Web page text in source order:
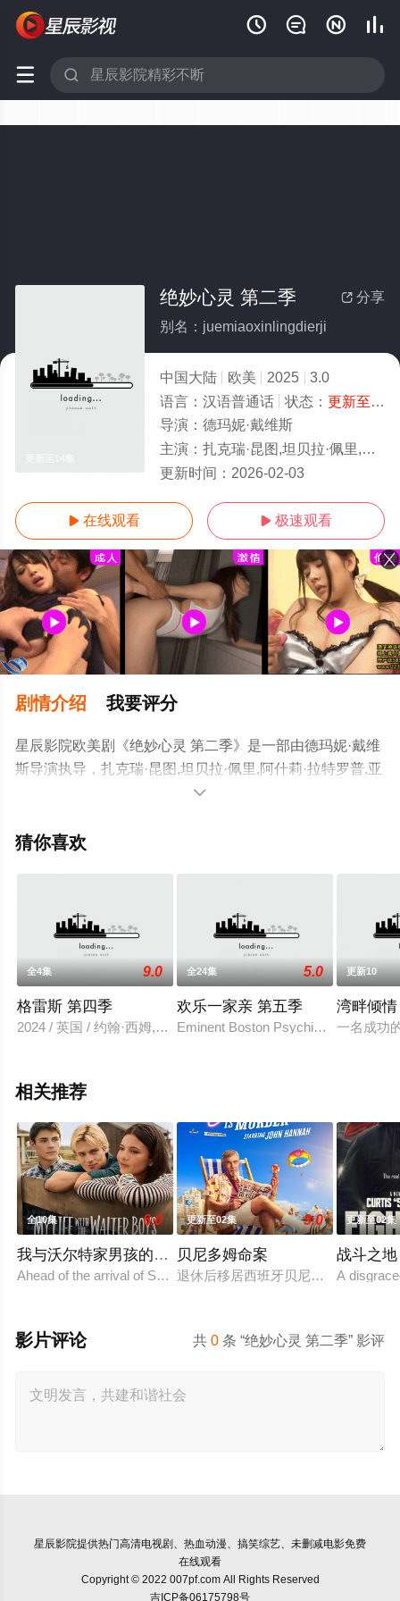
   
 
 分享
绝妙心灵 第二季
别名：juemiaoxinlingdierji
中国大陆 欧美 2025
3.0
语言： 汉语普通话 状态： 更新至14集
导演： 德玛妮·戴维斯
主演： 扎克瑞·昆图,坦贝拉·佩里,阿什莉·拉特罗普,亚历克斯·马克尼科尔,奥里·克雷布斯,斯彭斯·摩尔二世,泰迪·西尔斯,曼迪·帕廷金,杰登·
更新时间： 2026-02-03
 在线观看  极速观看
剧情介绍 我要评分
星辰影院欧美剧《绝妙心灵 第二季》是一部由德玛妮·戴维
斯导演执导，扎克瑞·昆图,坦贝拉·佩里,阿什莉·拉特罗普,亚
历克斯·马克尼科尔,奥里·克雷布斯,斯彭斯·摩尔二世,泰迪·
逊,伊登·伊斯皮诺萨,格雷·鲍威尔,西蒙·韦伯斯特,斯黛西,法
移步至豆瓣电视剧、电视猫或剧情网等平台了解。

猜你喜欢
全4集 9.0
格雷斯 第四季
2024 / 英国 / 约翰·西姆,里奇·坎贝尔,赫柏·贝尔德索尔
全24集 5.0
欢乐一家亲 第五季
Eminent Boston Psychiatrist, Frasier
更新10
湾畔倾
一名成功
相关推荐
全10集 6.0
我与沃尔特家男孩的生活第三季
Ahead of the arrival of Season 2, Netflix has renewed
更新至02集 3.0
贝尼多姆命案
退休后移居西班牙贝尼多姆经营酒吧
更新至02集
战斗之地
A
共0 条 “绝妙心灵 第二季” 影评
影片评论
星辰影院提供热门高清电视剧、热血动漫、搞笑综艺、未删减电影免费
在线观看
Copyright © 2022 007pf.com All Rights Reserved
吉ICP备06175798号